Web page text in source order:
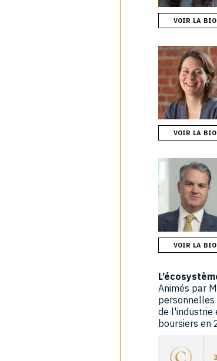
VOIR LA BIO
VOIR LA BIO
VOIR LA BIO
Animés par
de l'industrie
boursiers en